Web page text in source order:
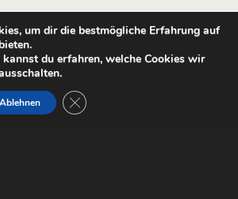
um dir die bestmögliche Erfahrung auf
kannst du erfahren, welche Cookies wir
Ablehnen GDPR Cookie-Banner schließen